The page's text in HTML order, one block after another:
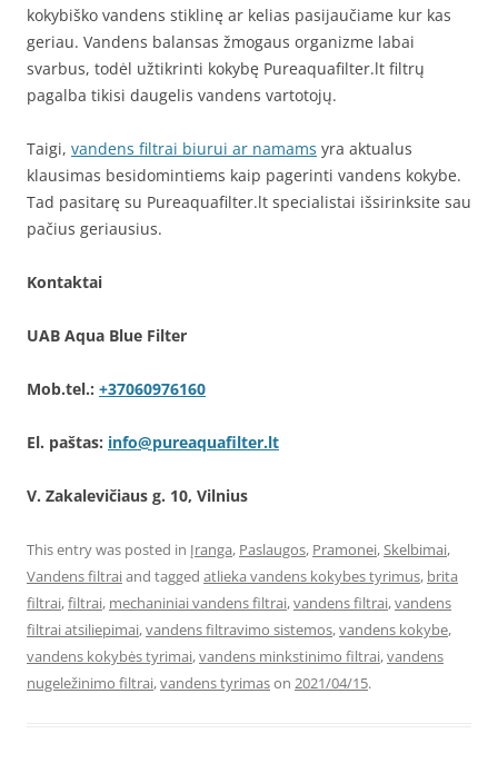
kokybiško vandens stiklinę ar kelias pasijaučiame kur kas
geriau. Vandens balansas žmogaus organizme labai
svarbus, todėl užtikrinti kokybę Pureaquafilter.lt filtrų
pagalba tikisi daugelis vandens vartotojų.
Taigi, vandens filtrai biurui ar namams yra aktualus
klausimas besidomintiems kaip pagerinti vandens kokybe.
Tad pasitarę su Pureaquafilter.lt specialistai išsirinksite sau
pačius geriausius.
Kontaktai
UAB Aqua Blue Filter
Mob.tel.: +37060976160
El. paštas: info@pureaquafilter.lt
V. Zakalevičiaus g. 10, Vilnius
This entry was posted in Įranga, Paslaugos, Pramonei,Skelbimai,
Vandens filtraiand tagged atlieka vandens kokybes tyrimus, brita
filtrai,filtrai, mechaniniai vandens filtrai,vandens filtrai,vandens
filtrai atsiliepimai,vandens filtravimo sistemos,vandens kokybe,
vandens kokybės tyrimai,vandens minkstinimo filtrai,vandens
nugeležinimo filtrai,vandens tyrimason 2021/04/15.